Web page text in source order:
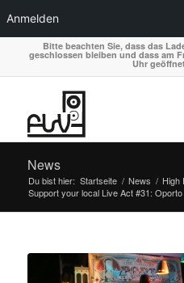
Anmelden
Bitte beachten Sie, dass das
geschlossen bleiben und dass am
Uhr
News
Du bist hier: Startseite / News / High
Support your local Live Act #31: